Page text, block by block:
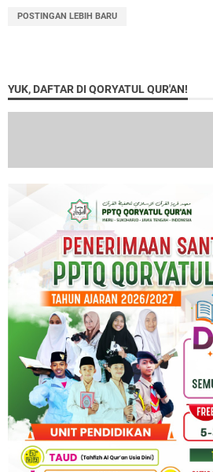
POSTINGAN LEBIH BARU
YUK, DAFTAR DI QORYATUL QUR'AN!